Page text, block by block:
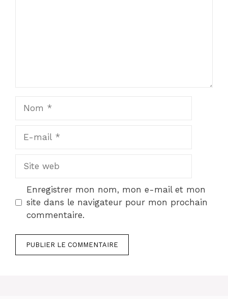
mail
web
Enregistrer mon nom, mon e-mail et mon
site dans le navigateur pour mon prochain
commentaire.